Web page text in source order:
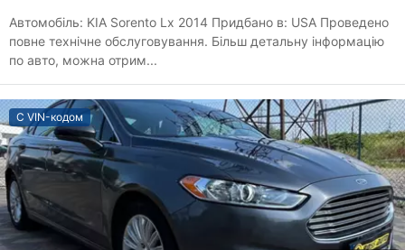
Автомобіль: KIA Sorento Lx 2014 Придбано в: USA Проведено
повне технічне обслуговування. Більш детальну інформацію
по авто, можна отрим...
С VIN-кодом